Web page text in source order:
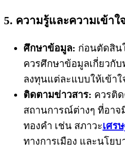
5. ความรู้และความเข้าใ
ศึกษาข้อมูล: ก่อนตัดสิน
ควรศึกษาข้อมูลเกี่ยวกับ
ลงทุนแต่ละแบบให้เข้าใ
ติดตามข่าวสาร: ควรติ
สถานการณ์ต่างๆ ที่อาจ
ทองคำ เช่น สภาวะเศร
ทางการเมือง และนโยบ